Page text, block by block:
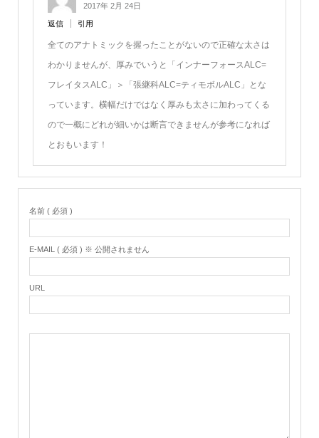
2017年 2月 24日
返信 引用
全てのアナトミックを握ったことがないので正確な太さは
わかりませんが、厚みでいうと「インナーフォースALC=
フレイタスALC」＞「張継科ALC=ティモボルALC」とな
っています。横幅だけではなく厚みも太さに加わってくる
ので一概にどれが細いかは断言できませんが参考になれば
とおもいます！
名前 ( 必須 )
E-MAIL ( 必須 ) ※ 公開されません
URL